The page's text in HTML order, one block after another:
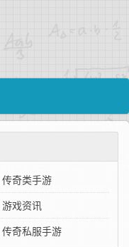
传奇类手游
游戏资讯
传奇私服手游